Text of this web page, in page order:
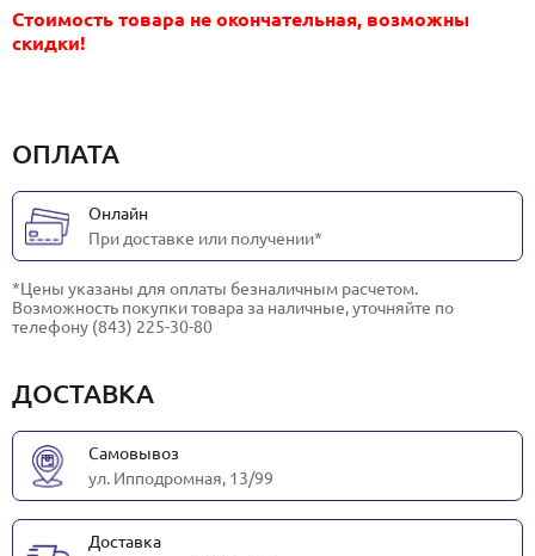
Стоимость товара не окончательная, возможны
скидки!
ОПЛАТА
Онлайн
При доставке или получении*
*Цены указаны для оплаты безналичным расчетом.
Возможность покупки товара за наличные, уточняйте по
телефону (843) 225-30-80
ДОСТАВКА
Самовывоз
ул. Ипподромная, 13/99
Доставка